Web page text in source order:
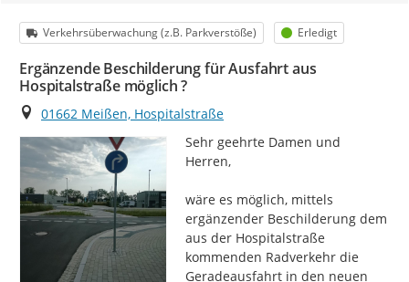
Kategorie
Verkehrsüberwachung (z.B. Parkverstöße) Status
Erledigt
Ergänzende Beschilderung für Ausfahrt aus
Hospitalstraße möglich ?
Ort
01662 Meißen, Hospitalstraße
Sehr geehrte Damen und
Herren,
wäre es möglich, mittels
ergänzender Beschilderung dem
aus der Hospitalstraße
kommenden Radverkehr die
Geradeausfahrt in den neuen